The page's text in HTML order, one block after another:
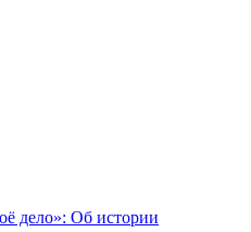
дело»: Об истории